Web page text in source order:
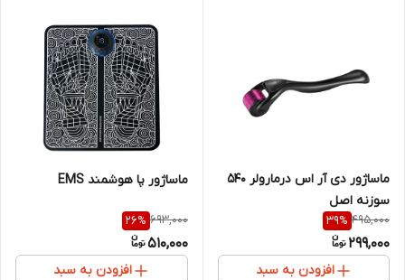
ماساژور دی آر اس درمارولر 540
سوزنه اصل
495,000
39%
299,000
افزودن به سبد
ماساژور پا هوشمند EMS
693,000
26%
510,000
افزودن به سبد